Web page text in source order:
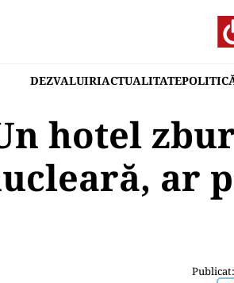
DEZVALUIRIACTUALITATE
hotel
ar